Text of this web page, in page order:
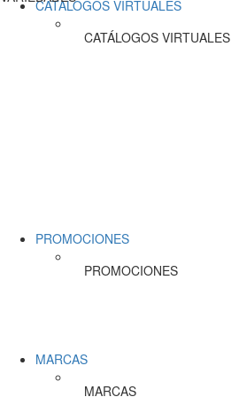
CATÁLOGOS VIRTUALES
CATÁLOGOS VIRTUALES
PROMOCIONES
PROMOCIONES
MARCAS
MARCAS